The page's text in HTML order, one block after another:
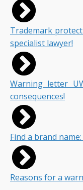
Trademark
specialist lawyer!
Warning letter
consequences!
Find a brand
Reasons for a